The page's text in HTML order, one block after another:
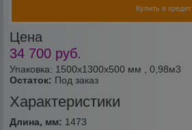
Упаковка: 1500x1300x500 мм , 0,98м3
Остаток: Под заказ
Характеристики
Длина, мм: 1473
Цена
34 700 руб.
Купить в кредит